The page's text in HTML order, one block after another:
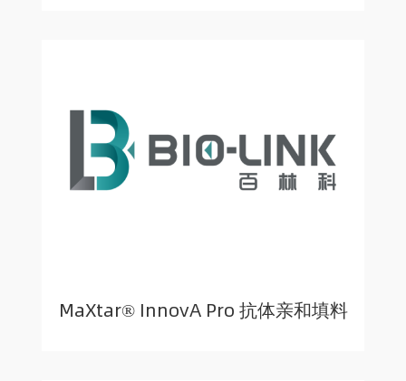
MaXtar® InnovA Pro 抗体亲和填料